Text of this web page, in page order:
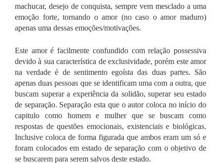
machucar, desejo de conquista, sempre vem mesclado a uma
emoção forte, tornando o amor (no caso o amor maduro)
apenas uma dessas emoções/motivações.
Este amor é facilmente confundido com relação possessiva
devido à sua característica de exclusividade, porém este amor
na verdade é de sentimento egoísta das duas partes. São
apenas duas pessoas que se identificam uma com a outra, que
buscam superar a experiência da solidão, superar seu estado
de separação. Separação esta que o autor coloca no início do
capitulo como homem e mulher que se buscam como
respostas de questões emocionais, existenciais e biológicas.
Inclusive coloca de forma figurada que ambos eram um só e
foram colocados em estado de separação com o objetivo de
se buscarem para serem salvos deste estado.